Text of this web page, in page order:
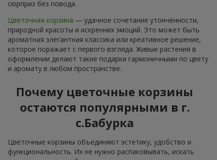
сюрприз без повода.
Цветочная корзина — удачное сочетание утончённости,
природной красоты и искренних эмоций. Это может быть
ароматная элегантная классика или креативное решение,
которое поражает с первого взгляда. Живые растения в
оформлении делают такие подарки гармоничными по цвету
и аромату в любом пространстве.
Почему цветочные корзины
остаются популярными в г.
с.Бабурка
Цветочные корзины объединяют эстетику, удобство и
функциональность. Их не нужно распаковывать, искать